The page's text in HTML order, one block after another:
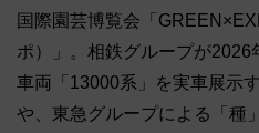
国際園芸博覧会「
ポ）」。相鉄グループが2026
車両「13000系」を実車展示
や、東急グループによる「種